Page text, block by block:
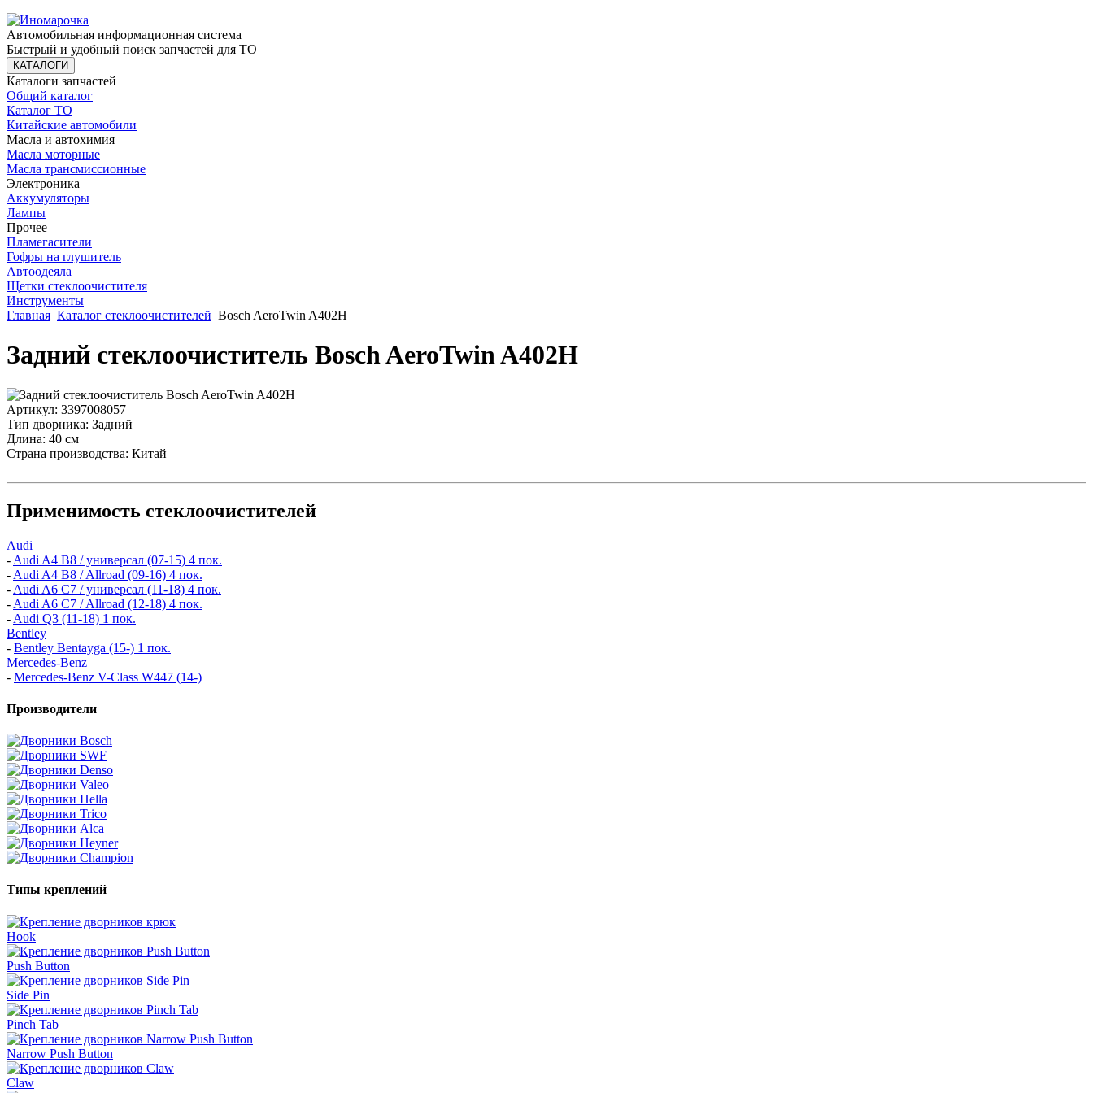
Автомобильная информационная система
Быстрый и удобный поиск запчастей для ТО
КАТАЛОГИ
Каталоги запчастей
Общий каталог
Каталог ТО
Китайские автомобили
Масла и автохимия
Масла моторные
Масла трансмиссионные
Электроника
Аккумуляторы
Лампы
Прочее
Пламегасители
Гофры на глушитель
Автоодеяла
Щетки стеклоочистителя
Инструменты
Главная Каталог стеклоочистителей Bosch AeroTwin A402H
Задний стеклоочиститель Bosch AeroTwin A402H
Артикул: 3397008057
Тип дворника: Задний
Длина: 40 см
Страна производства: Китай
Применимость стеклоочистителей
Audi
- Audi A4 B8 / универсал (07-15) 4 пок.
- Audi A4 B8 / Allroad (09-16) 4 пок.
- Audi A6 C7 / универсал (11-18) 4 пок.
- Audi A6 C7 / Allroad (12-18) 4 пок.
- Audi Q3 (11-18) 1 пок.
Bentley
- Bentley Bentayga (15-) 1 пок.
Mercedes-Benz
- Mercedes-Benz V-Class W447 (14-)
Производители
Типы креплений
Hook
Push Button
Side Pin
Pinch Tab
Narrow Push Button
Claw